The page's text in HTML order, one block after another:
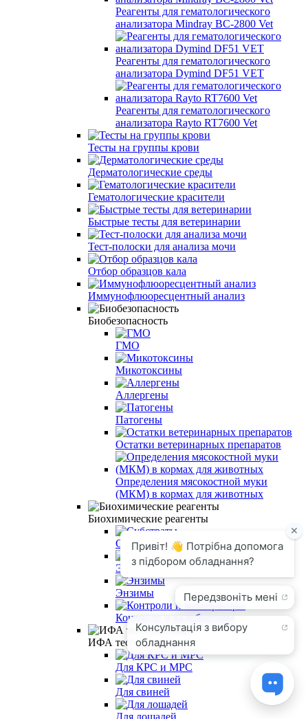
Реагенты для гематологического
анализатора Mindray BC-2800 Vet
Реагенты для гематологического
анализатора Dymind DF51 VET
Реагенты для гематологического
анализатора Rayto RT7600 Vet
Тесты на группы крови
Дерматологические среды
Гематологические красители
Быстрые тесты для ветеринарии
Тест-полоски для анализа мочи
Отбор образцов кала
Иммунофлюоресцентный анализ
Биобезопасность
ГМО
Микотоксины
Аллергены
Патогены
Остатки ветеринарных препаратов
Определения мясокостной муки
(МКМ) в кормах для животных
Биохимические реагенты
Субстраты
Электролиты
Энзимы
Контроли и калибраторы
ИФА тест-системы
Для КРС и МРС
Для свиней